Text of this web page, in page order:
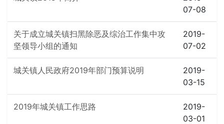
07-08
关于成立城关镇扫黑除恶及综治工作集中攻
坚领导小组的通知
2019-
07-02
城关镇人民政府2019年部门预算说明
2019-
03-15
2019年城关镇工作思路
2019-
03-01